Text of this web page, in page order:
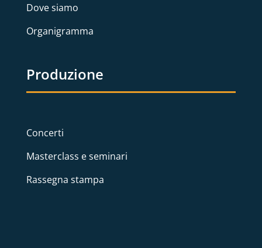
Dove siamo
Organigramma
Produzione
Concerti
Masterclass e seminari
Rassegna stampa